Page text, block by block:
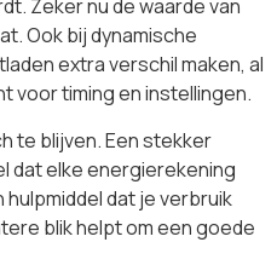
Zeker nu de waarde van
Ook bij dynamische
extra verschil maken, al
voor timing en instellingen.
te blijven. Een stekker
dat elke energierekening
dat je verbruik
blik helpt om een goede